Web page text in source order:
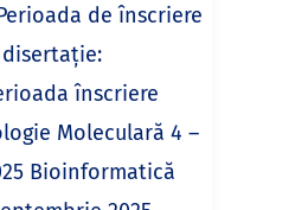
de înscriere
înscriere
Moleculară 4 –
Bioinformatică